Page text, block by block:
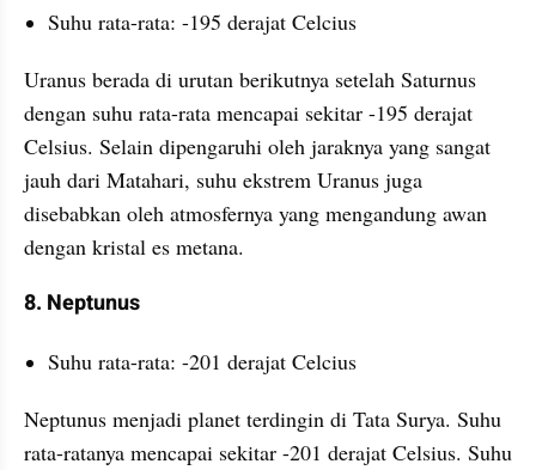
Suhu rata-rata: -195 derajat Celcius
Uranus berada di urutan berikutnya setelah Saturnus
dengan suhu rata-rata mencapai sekitar -195 derajat
Celsius. Selain dipengaruhi oleh jaraknya yang sangat
jauh dari Matahari, suhu ekstrem Uranus juga
disebabkan oleh atmosfernya yang mengandung awan
dengan kristal es metana.
8. Neptunus
Suhu rata-rata: -201 derajat Celcius
Neptunus menjadi planet terdingin di Tata Surya. Suhu
rata-ratanya mencapai sekitar -201 derajat Celsius. Suhu